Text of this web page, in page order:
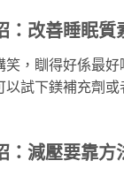
：改善睡眠質
笑，瞓得好係最
以試下鎂補充劑
：減壓要靠方